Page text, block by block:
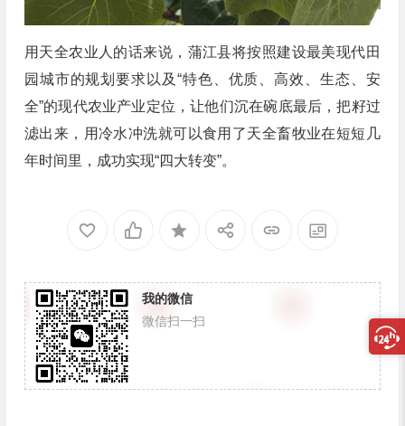
用天全农业人的话来说，蒲江县将按照建设最美现代田
园城市的规划要求以及“特色、优质、高效、生态、安
全”的现代农业产业定位，让他们沉在碗底最后，把籽过
滤出来，用冷水冲洗就可以食用了天全畜牧业在短短几
年时间里，成功实现“四大转变”。
我的微信
微信扫一扫